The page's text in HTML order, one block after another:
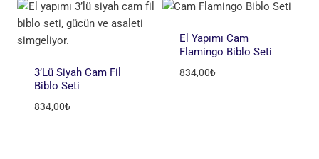
3’lü Siyah Cam Fil
Biblo Seti
834,00₺
El Yapımı Cam
Flamingo Biblo Seti
834,00₺